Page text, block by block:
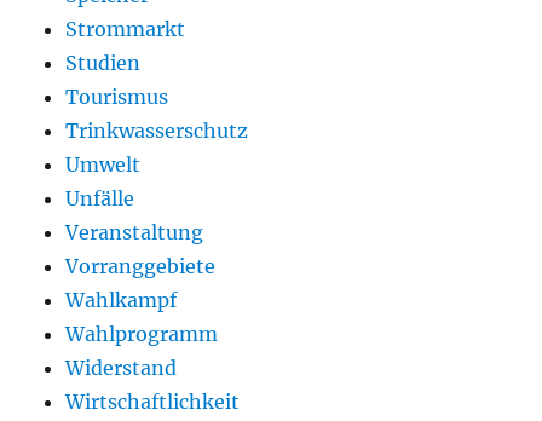
Strommarkt
Studien
Tourismus
Trinkwasserschutz
Umwelt
Unfälle
Veranstaltung
Vorranggebiete
Wahlkampf
Wahlprogramm
Widerstand
Wirtschaftlichkeit